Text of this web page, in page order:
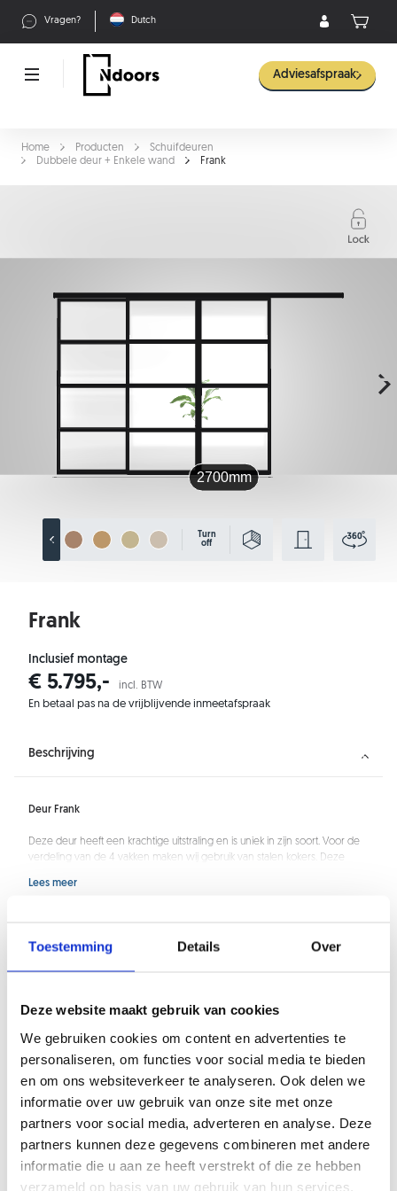
Toestemming Details Over
Deze website maakt gebruik van cookies
We gebruiken cookies om content en advertenties te
personaliseren, om functies voor social media te bieden
en om ons websiteverkeer te analyseren. Ook delen we
informatie over uw gebruik van onze site met onze
partners voor social media, adverteren en analyse. Deze
partners kunnen deze gegevens combineren met andere
informatie die u aan ze heeft verstrekt of die ze hebben
verzameld op basis van uw gebruik van hun services.
Vragen? Dutch
Adviesafspraak
Home Producten
Schuifdeuren
Dubbele deur + Enkele wand
Frank
Turn
off
Frank
Inclusief montage
€ 5.795,- incl. BTW
En betaal pas na de vrijblijvende inmeetafspraak
Beschrijving
Deur Frank
Deze deur heeft een krachtige uitstraling en is uniek in zijn soort. Voor de
verdeling van de 4 vakken maken wij gebruik van stalen kokers. Deze
Materiaalsoort: staal
Afwerking: poedercoaten
Onderste koker: 25x40x2 mm + strip 10x3 mm
Glaslijsten: 14x14 mm (2 zijdig)
Schuifsysteem: Argenta softclose & softopen systeem
Heb je mogelijk toch nog iets anders in gedachte dat buiten onze
configuratiemogelijkheden valt? Neem gerust even
contact
Ook tijdens de inmeetafspraak kan er nog om advies worden gevraagd
en eventuele wijzigingen op de order worden aangebracht.
Lees meer
Links
Rechts
Deur tot aan plafond
Nee
Afmetingen